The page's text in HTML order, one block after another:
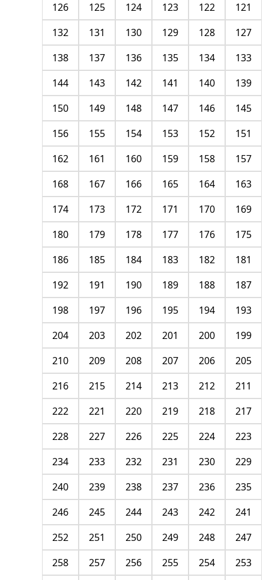
121
122
123
124
125
126
127
128
129
130
131
132
133
134
135
136
137
138
139
140
141
142
143
144
145
146
147
148
149
150
151
152
153
154
155
156
157
158
159
160
161
162
163
164
165
166
167
168
169
170
171
172
173
174
175
176
177
178
179
180
181
182
183
184
185
186
187
188
189
190
191
192
193
194
195
196
197
198
199
200
201
202
203
204
205
206
207
208
209
210
211
212
213
214
215
216
217
218
219
220
221
222
223
224
225
226
227
228
229
230
231
232
233
234
235
236
237
238
239
240
241
242
243
244
245
246
247
248
249
250
251
252
253
254
255
256
257
258